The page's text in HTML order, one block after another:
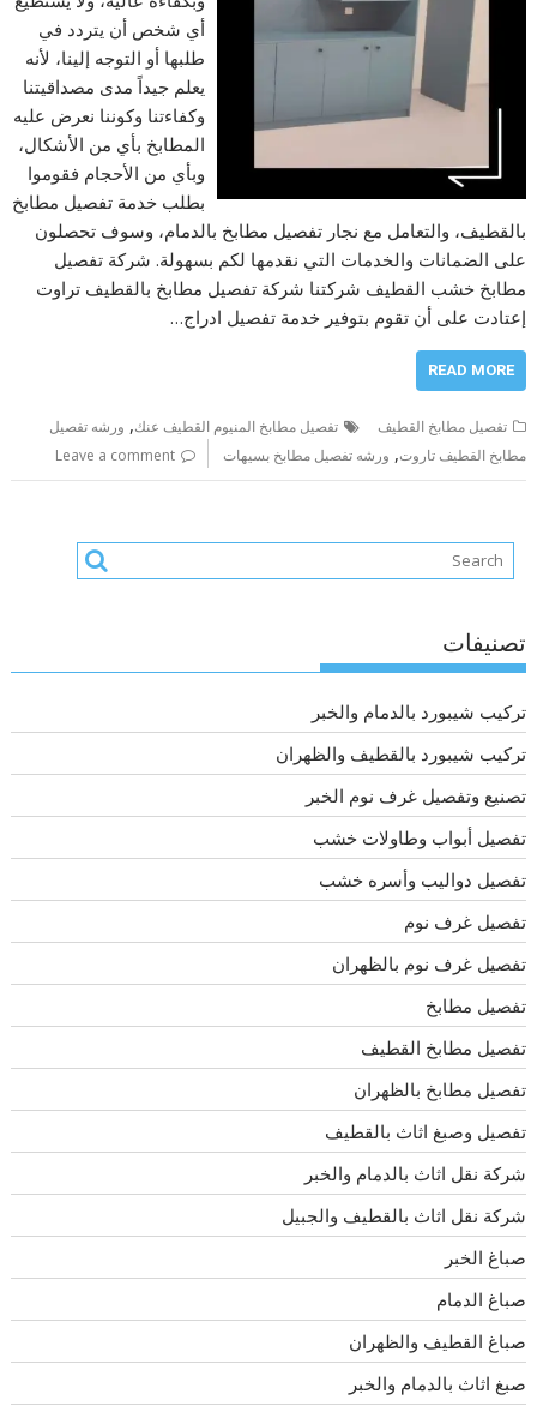
أي شخص أن يتردد في
طلبها أو التوجه إلينا، لأنه
يعلم جيداً مدى مصداقيتنا
وكفاءتنا وكوننا نعرض عليه
المطابخ بأي من الأشكال،
وبأي من الأحجام فقوموا
بطلب خدمة تفصيل مطابخ
بالقطيف، والتعامل مع نجار تفصيل مطابخ بالدمام، وسوف تحصلون
على الضمانات والخدمات التي نقدمها لكم بسهولة. شركة تفصيل
مطابخ خشب القطيف شركتنا شركة تفصيل مطابخ بالقطيف تراوت
إعتادت على أن تقوم بتوفير خدمة تفصيل ادراج…
READ MORE
تفصيل مطابخ القطيف تفصيل مطابخ المنيوم القطيف عنك, ورشه تفصيل
مطابخ القطيف تاروت, ورشه تفصيل مطابخ بسيهات Leave a comment
تصنيفات
تركيب شيبورد بالدمام والخبر
تركيب شيبورد بالقطيف والظهران
تصنيع وتفصيل غرف نوم الخبر
تفصيل أبواب وطاولات خشب
تفصيل دواليب وأسره خشب
تفصيل غرف نوم
تفصيل غرف نوم بالظهران
تفصيل مطابخ
تفصيل مطابخ القطيف
تفصيل مطابخ بالظهران
تفصيل وصبغ اثاث بالقطيف
شركة نقل اثاث بالدمام والخبر
شركة نقل اثاث بالقطيف والجبيل
صباغ الخبر
صباغ الدمام
صباغ القطيف والظهران
صبغ اثاث بالدمام والخبر